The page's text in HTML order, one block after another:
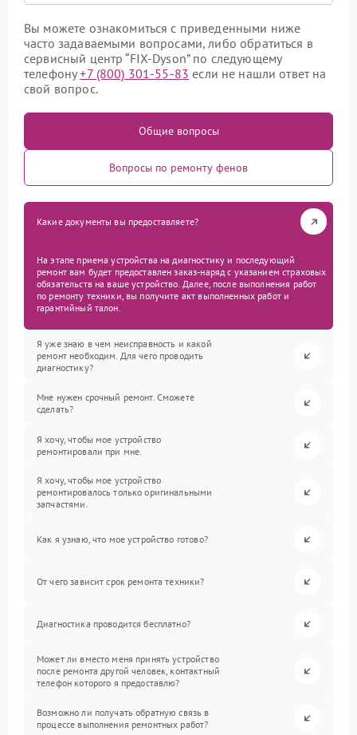
Вы можете ознакомиться с приведенными ниже
часто задаваемыми вопросами, либо обратиться в
сервисный центр “FIX-Dyson” по следующему
телефону+7 (800) 301-55-83 если не нашли ответ на
свой вопрос.
Общие вопросы
Вопросы по ремонту фенов
Какие документы вы предоставляете?
На этапе приема устройства на диагностику и последующий
ремонт вам будет предоставлен заказ-наряд с указанием страховых
обязательств на ваше устройство. Далее, после выполнения работ
по ремонту техники, вы получите акт выполненных работ и
гарантийный талон.
Я уже знаю в чем неисправность и какой
ремонт необходим. Для чего проводить
диагностику?
Мне нужен срочный ремонт. Сможете
сделать?
Я хочу, чтобы мое устройство
ремонтировали при мне.
Я хочу, чтобы мое устройство
ремонтировалось только оригинальными
запчастями.
Как я узнаю, что мое устройство готово?
От чего зависит срок ремонта техники?
Диагностика проводится бесплатно?
Может ли вместо меня принять устройство
после ремонта другой человек, контактный
телефон которого я предоставлю?
Возможно ли получать обратную связь в
процессе выполнения ремонтных работ?